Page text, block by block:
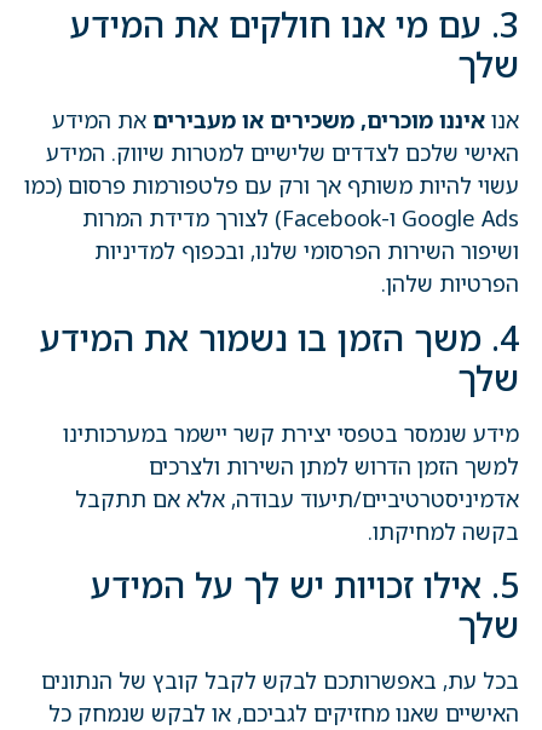
3. עם מי אנו חולקים את המידע
שלך
אנו איננו מוכרים, משכירים או מעבירים את המידע
האישי שלכם לצדדים שלישיים למטרות שיווק. המידע
עשוי להיות משותף אך ורק עם פלטפורמות פרסום (כמו
Google Ads ו-Facebook) לצורך מדידת המרות
ושיפור השירות הפרסומי שלנו, ובכפוף למדיניות
הפרטיות שלהן.
4. משך הזמן בו נשמור את המידע
שלך
מידע שנמסר בטפסי יצירת קשר יישמר במערכותינו
למשך הזמן הדרוש למתן השירות ולצרכים
אדמיניסטרטיביים/תיעוד עבודה, אלא אם תתקבל
בקשה למחיקתו.
5. אילו זכויות יש לך על המידע
שלך
בכל עת, באפשרותכם לבקש לקבל קובץ של הנתונים
האישיים שאנו מחזיקים לגביכם, או לבקש שנמחק כל